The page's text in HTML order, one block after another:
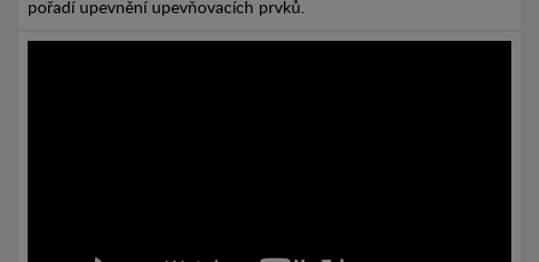
pořadí upevnění upevňovacích prvků.